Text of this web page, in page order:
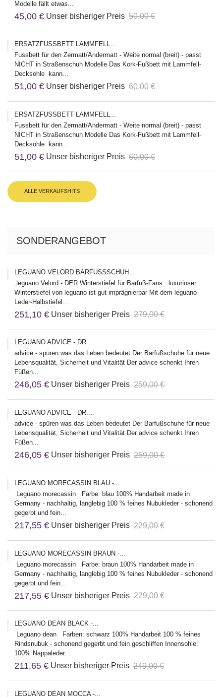
Modelle fällt etwas...
45,00 € Unser bisheriger Preis 50,00 €
ERSATZFUSSBETT LAMMFELL...
Fussbett für den Zermatt/Andermatt - Weite normal (breit) - passt
NICHT in Straßenschuh Modelle Das Kork-Fußbett mit Lammfell-
Decksohle kann...
51,00 € Unser bisheriger Preis 60,00 €
ERSATZFUSSBETT LAMMFELL...
Fussbett für den Zermatt/Andermatt - Weite normal (breit) - passt
NICHT in Straßenschuh Modelle Das Kork-Fußbett mit Lammfell-
Decksohle kann...
51,00 € Unser bisheriger Preis 60,00 €
ALLE VERKAUFSHITS
SONDERANGEBOT
LEGUANO VELORD BARFUSSSCHUH...
„leguano Velord - DER Winterstiefel für Barfuß-Fans luxuriöser
Winterstiefel von leguano ist gut imprägnierbar Mit dem leguano
Leder-Halbstiefel...
251,10 € Unser bisheriger Preis 279,00 €
LEGUANO ADVICE - DR....
advice - spüren was das Leben bedeutet Der Barfußschuhe für neue
Lebensqualität, Sicherheit und Vitalität Der advice schenkt Ihren
Füßen...
246,05 € Unser bisheriger Preis 259,00 €
LEGUANO ADVICE - DR....
advice - spüren was das Leben bedeutet Der Barfußschuhe für neue
Lebensqualität, Sicherheit und Vitalität Der advice schenkt Ihren
Füßen...
246,05 € Unser bisheriger Preis 259,00 €
LEGUANO MORECASSIN BLAU -...
Leguano morecassin Farbe: blau 100% Handarbeit made in
Germany - nachhaltig, langlebig 100 % feines Nubukleder - schonend
gegerbt und fein...
217,55 € Unser bisheriger Preis 229,00 €
LEGUANO MORECASSIN BRAUN -...
Leguano morecassin Farbe: braun 100% Handarbeit made in
Germany - nachhaltig, langlebig 100 % feines Nubukleder - schonend
gegerbt und fein...
217,55 € Unser bisheriger Preis 229,00 €
LEGUANO DEAN BLACK -...
Leguano dean Farben: schwarz 100% Handarbeit 100 % feines
Rindsnubuk - schonend gegerbt und fein geschliffen Innensohle:
100% Nappaleder...
211,65 € Unser bisheriger Preis 249,00 €
LEGUANO DEAN MOCCA -...